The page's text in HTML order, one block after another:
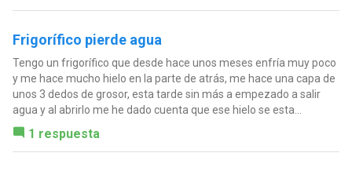
Frigorífico pierde agua
Tengo un frigorífico que desde hace unos meses enfría muy poco
y me hace mucho hielo en la parte de atrás, me hace una capa de
unos 3 dedos de grosor, esta tarde sin más a empezado a salir
agua y al abrirlo me he dado cuenta que ese hielo se esta...
1 respuesta